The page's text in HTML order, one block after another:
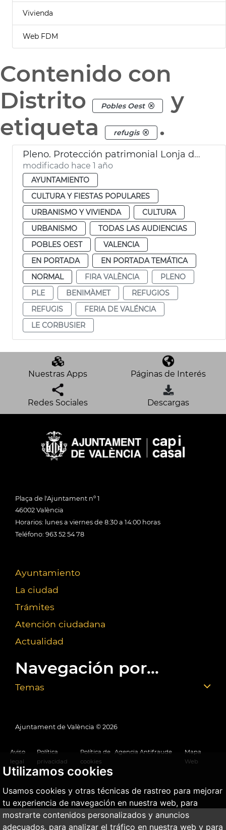
Utilizamos cookies
Usamos cookies y otras técnicas de rastreo para mejorar
tu experiencia de navegación en nuestra web, para
mostrarte contenidos personalizados y anuncios
adecuados, para analizar el tráfico en nuestra web y para
Vivienda
Web FDM
Contenido con
Distrito
Pobles Oest
y
etiqueta
refugis .
Pleno. Protección patrimonial Lonja de Feria València y refugios antiaéreos de València
modificado hace 1 año
AYUNTAMIENTO
CULTURA Y FIESTAS POPULARES
URBANISMO Y VIVIENDA
CULTURA
URBANISMO
TODAS LAS AUDIENCIAS
POBLES OEST
VALENCIA
EN PORTADA
EN PORTADA TEMÁTICA
NORMAL
FIRA VALÈNCIA
PLENO
PLE
BENIMÀMET
REFUGIOS
REFUGIS
FERIA DE VALÉNCIA
LE CORBUSIER
Nuestras Apps Páginas de Interés
Redes Sociales Descargas
Plaça de l'Ajuntament nº 1
46002 València
Horarios: lunes a viernes de 8:30 a 14:00 horas
Teléfono: 963 52 54 78
Ayuntamiento
La ciudad
Trámites
Atención ciudadana
Actualidad
Navegación por...
Temas
Ajuntament de València © 2026
Aviso
legal
Política
privacidad
Política de
cookies
Agencia Antifraude
Mapa
Web